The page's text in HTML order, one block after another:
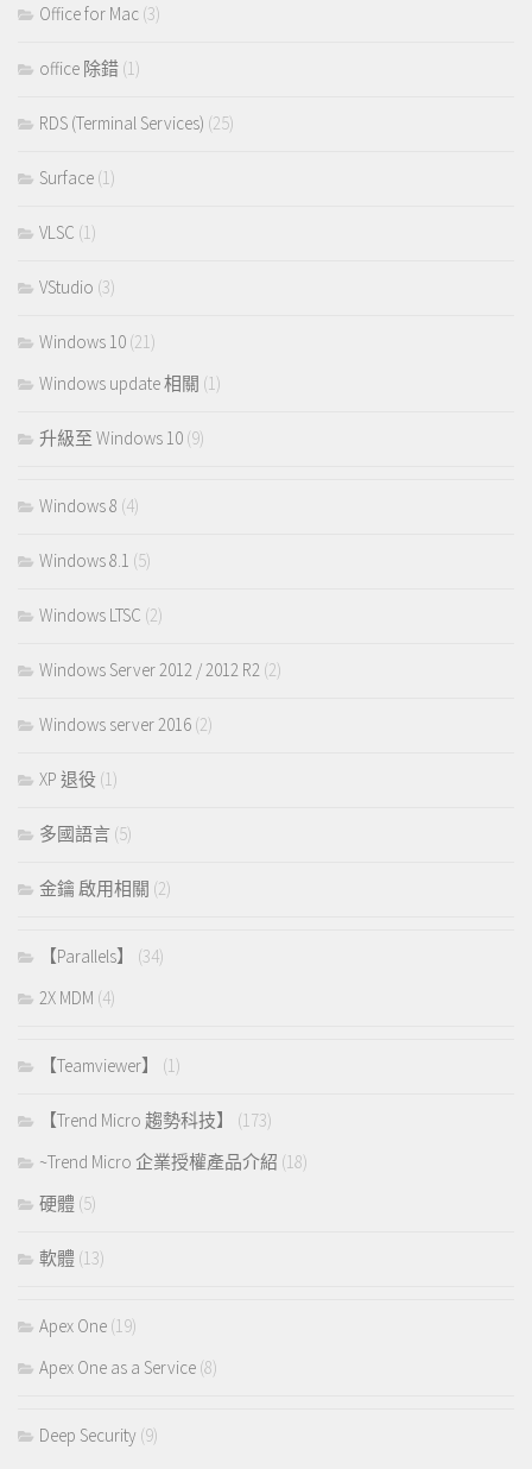
Office for Mac (3)
office 除錯 (1)
RDS (Terminal Services) (25)
Surface (1)
VLSC (1)
VStudio (3)
Windows 10 (21)
Windows update 相關 (1)
升級至 Windows 10 (9)
Windows 8 (4)
Windows 8.1 (5)
Windows LTSC (2)
Windows Server 2012 / 2012 R2 (2)
Windows server 2016 (2)
XP 退役 (1)
多國語言 (5)
金鑰 啟用相關 (2)
【Parallels】
(34)
2X MDM (4)
【Teamviewer】 (1)
【Trend Micro 趨勢科技】
(173)
~Trend Micro 企業授權產品介紹 (18)
硬體 (5)
軟體 (13)
Apex One (19)
Apex One as a Service (8)
Deep Security (9)